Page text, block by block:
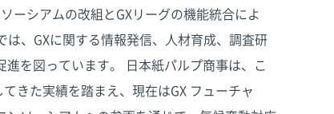
ーシアムの改組とGXリーグの機能統合によ
、GXに関する情報発信、人材育成、調査研
を図っています。 日本紙パルプ商事は、こ
きた実績を踏まえ、現在はGX フューチャ